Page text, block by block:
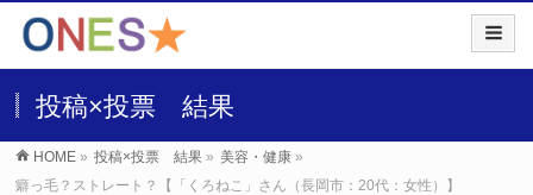
投稿×投票 結果
HOME » 投稿×投票 結果 » 美容・健康 »
癖っ毛？ストレート？【「くろねこ」さん（長岡市：20代：女性）】